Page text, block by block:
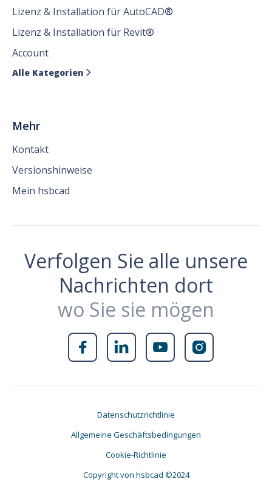
Lizenz & Installation für AutoCAD®
Lizenz & Installation für Revit®
Account
Alle Kategorien 
Mehr
Kontakt
Versionshinweise
Mein hsbcad
Verfolgen Sie alle unsere
Nachrichten dort
wo Sie sie mögen
   
Datenschutzrichtlinie
Allgemeine Geschäftsbedingungen
Cookie-Richtlinie
Copyright von hsbcad ©2024